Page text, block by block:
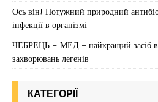
Ось він! Потужний природний
інфекції в організмі
ЧЕБРЕЦЬ + МЕД – найкращий засіб
захворювань легенів
КАТЕГОРІЇ